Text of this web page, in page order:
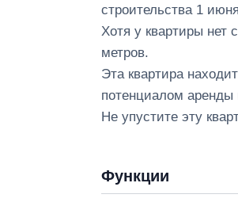
строительства 1
Хотя у квартиры нет
метров.
Эта квартира
потенциалом аренды
Не упустите эту
Функции